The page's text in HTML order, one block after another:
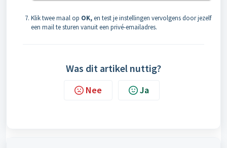
Klik twee maal op OK,en test je instellingen vervolgens door jezelf
een mail te sturen vanuit een privé-emailadres.
Was dit artikel nuttig?
Nee Ja